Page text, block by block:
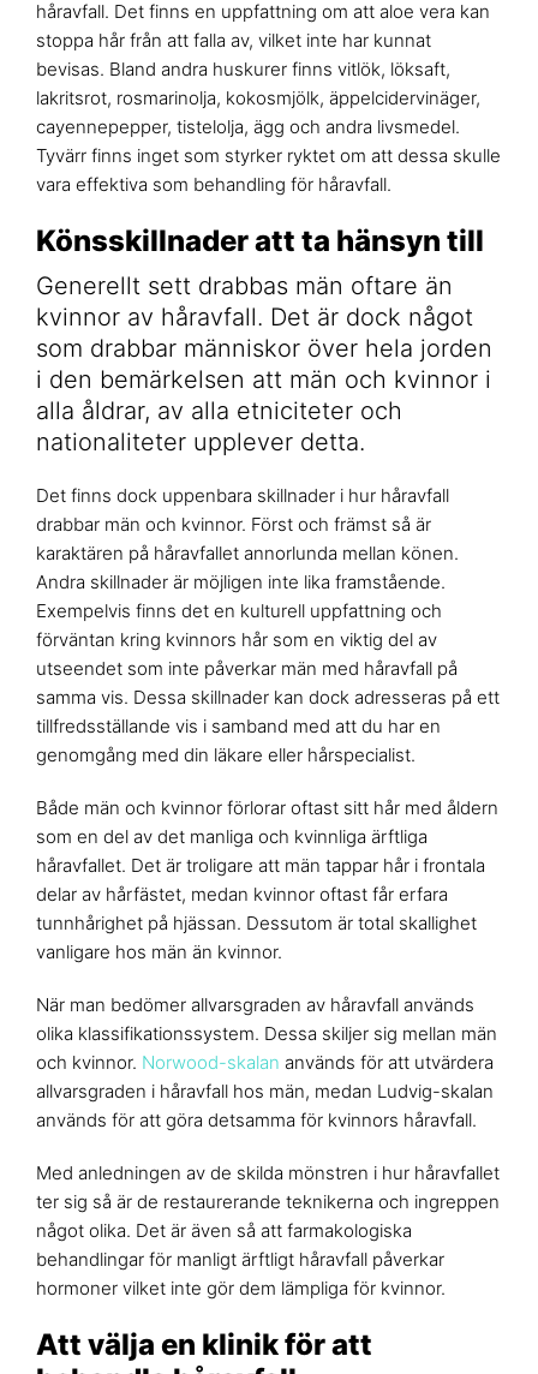
håravfall. Det finns en uppfattning om att aloe vera kan
stoppa hår från att falla av, vilket inte har kunnat
bevisas. Bland andra huskurer finns vitlök, löksaft,
lakritsrot, rosmarinolja, kokosmjölk, äppelcidervinäger,
cayennepepper, tistelolja, ägg och andra livsmedel.
Tyvärr finns inget som styrker ryktet om att dessa skulle
vara effektiva som behandling för håravfall.
Könsskillnader att ta hänsyn till
Generellt sett drabbas män oftare än
kvinnor av håravfall. Det är dock något
som drabbar människor över hela jorden
i den bemärkelsen att män och kvinnor i
alla åldrar, av alla etniciteter och
nationaliteter upplever detta.
Det finns dock uppenbara skillnader i hur håravfall
drabbar män och kvinnor. Först och främst så är
karaktären på håravfallet annorlunda mellan könen.
Andra skillnader är möjligen inte lika framstående.
Exempelvis finns det en kulturell uppfattning och
förväntan kring kvinnors hår som en viktig del av
utseendet som inte påverkar män med håravfall på
samma vis. Dessa skillnader kan dock adresseras på ett
tillfredsställande vis i samband med att du har en
genomgång med din läkare eller hårspecialist.
Både män och kvinnor förlorar oftast sitt hår med åldern
som en del av det manliga och kvinnliga ärftliga
håravfallet. Det är troligare att män tappar hår i frontala
delar av hårfästet, medan kvinnor oftast får erfara
tunnhårighet på hjässan. Dessutom är total skallighet
vanligare hos män än kvinnor.
När man bedömer allvarsgraden av håravfall används
olika klassifikationssystem. Dessa skiljer sig mellan män
och kvinnor. Norwood-skalan används för att utvärdera
allvarsgraden i håravfall hos män, medan Ludvig-skalan
används för att göra detsamma för kvinnors håravfall.
Med anledningen av de skilda mönstren i hur håravfallet
ter sig så är de restaurerande teknikerna och ingreppen
något olika. Det är även så att farmakologiska
behandlingar för manligt ärftligt håravfall påverkar
hormoner vilket inte gör dem lämpliga för kvinnor.
Att välja en klinik för att